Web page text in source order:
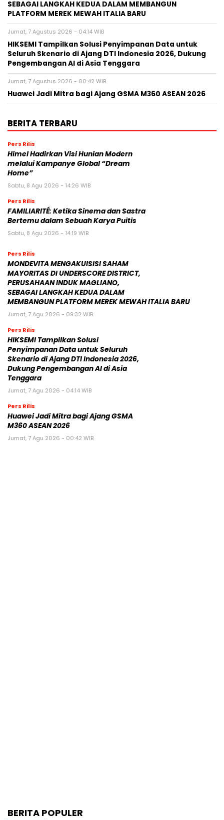
SEBAGAI LANGKAH KEDUA DALAM MEMBANGUN
PLATFORM MEREK MEWAH ITALIA BARU
Jumat, 7 Agustus 2026 - 04:14 WIB
HIKSEMI Tampilkan Solusi Penyimpanan Data untuk
Seluruh Skenario di Ajang DTI Indonesia 2026, Dukung
Pengembangan AI di Asia Tenggara
Jumat, 7 Agustus 2026 - 00:42 WIB
Huawei Jadi Mitra bagi Ajang GSMA M360 ASEAN 2026
BERITA TERBARU
Pers Rilis
Himel Hadirkan Visi Hunian Modern
melalui Kampanye Global “Dream
Home”
Sabtu, 8 Agu 2026 - 14:26 WIB
Pers Rilis
FAMILIARITÉ: Ketika Sinema dan Sastra
Bertemu dalam Sebuah Karya Puitis
Sabtu, 8 Agu 2026 - 14:19 WIB
Pers Rilis
MONDEVITA MENGAKUISISI SAHAM
MAYORITAS DI UNDERSCORE DISTRICT,
PERUSAHAAN INDUK MAGLIANO,
SEBAGAI LANGKAH KEDUA DALAM
MEMBANGUN PLATFORM MEREK MEWAH ITALIA BARU
Jumat, 7 Agu 2026 - 09:32 WIB
Pers Rilis
HIKSEMI Tampilkan Solusi
Penyimpanan Data untuk Seluruh
Skenario di Ajang DTI Indonesia 2026,
Dukung Pengembangan AI di Asia
Tenggara
Jumat, 7 Agu 2026 - 04:14 WIB
Pers Rilis
Huawei Jadi Mitra bagi Ajang GSMA
M360 ASEAN 2026
Jumat, 7 Agu 2026 - 00:42 WIB
BERITA POPULER